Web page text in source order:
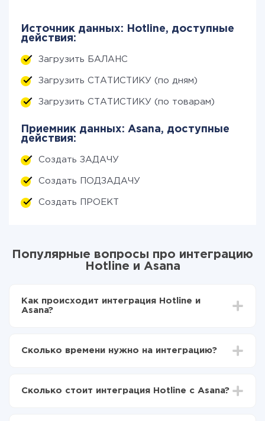
Источник данных: Hotline, доступные
действия:
Загрузить БАЛАНС
Загрузить СТАТИСТИКУ (по дням)
Загрузить СТАТИСТИКУ (по товарам)
Приемник данных: Asana, доступные
действия:
Создать ЗАДАЧУ
Создать ПОДЗАДАЧУ
Создать ПРОЕКТ
Популярные вопросы про интеграцию
Hotline и Asana
Как происходит интеграция Hotline и
Asana?
Выбираете какие данные передавать из Hotline в
Теперь данные будут автоматически
передаваться из Hotline в Asana
Сколько времени нужно на интеграцию?
отличаться и составлять от 5-ти до 30-минут. В
Сколько стоит интеграция Hotline с Asana?